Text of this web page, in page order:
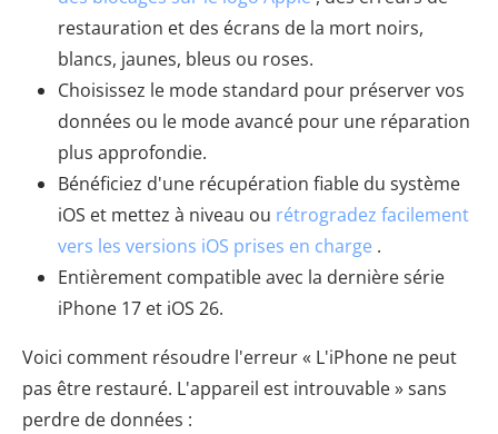
restauration et des écrans de la mort noirs,
blancs, jaunes, bleus ou roses.
Choisissez le mode standard pour préserver vos
données ou le mode avancé pour une réparation
plus approfondie.
Bénéficiez d'une récupération fiable du système
iOS et mettez à niveau ou rétrogradez facilement
vers les versions iOS prises en charge .
Entièrement compatible avec la dernière série
iPhone 17 et iOS 26.
Voici comment résoudre l'erreur « L'iPhone ne peut
pas être restauré. L'appareil est introuvable » sans
perdre de données :